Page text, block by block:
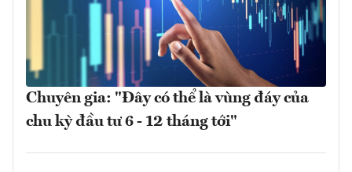
Chuyên gia: "Đây có thể là vùng đáy của
chu kỳ đầu tư 6 - 12 tháng tới"